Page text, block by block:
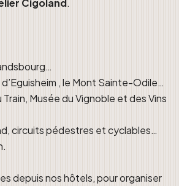
d’Eguisheim , le Mont Sainte-Odile…
Musée du Vignoble et des Vins
circuits pédestres et cyclables…
depuis nos hôtels, pour organiser